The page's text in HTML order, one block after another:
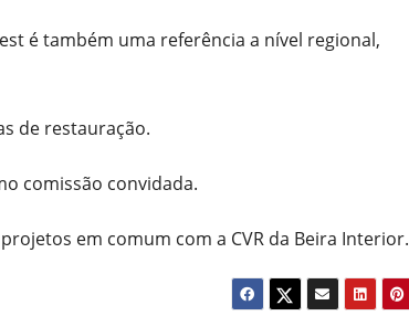
é também uma referência a nível regional,
de restauração.
comissão convidada.
em comum com a CVR da Beira Interior.